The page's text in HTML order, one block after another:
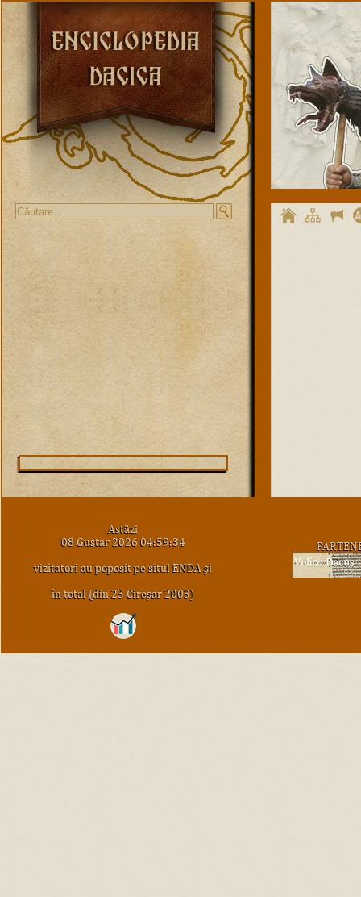
Astăzi
08 Gustar 2026 04:59:34
vizitatori au poposit pe situl ENDA şi
în total (din 23 Cireşar 2003)